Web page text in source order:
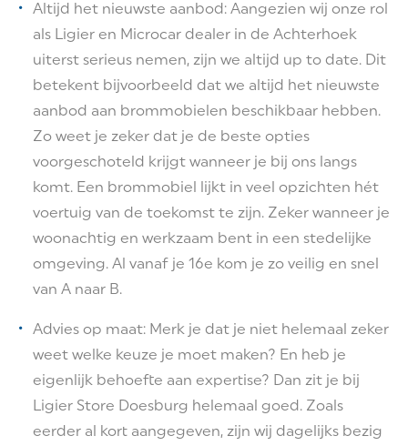
Altijd het nieuwste aanbod: Aangezien wij onze rol
als Ligier en Microcar dealer in de Achterhoek
uiterst serieus nemen, zijn we altijd up to date. Dit
betekent bijvoorbeeld dat we altijd het nieuwste
aanbod aan brommobielen beschikbaar hebben.
Zo weet je zeker dat je de beste opties
voorgeschoteld krijgt wanneer je bij ons langs
komt. Een brommobiel lijkt in veel opzichten hét
voertuig van de toekomst te zijn. Zeker wanneer je
woonachtig en werkzaam bent in een stedelijke
omgeving. Al vanaf je 16e kom je zo veilig en snel
van A naar B.
Advies op maat: Merk je dat je niet helemaal zeker
weet welke keuze je moet maken? En heb je
eigenlijk behoefte aan expertise? Dan zit je bij
Ligier Store Doesburg helemaal goed. Zoals
eerder al kort aangegeven, zijn wij dagelijks bezig